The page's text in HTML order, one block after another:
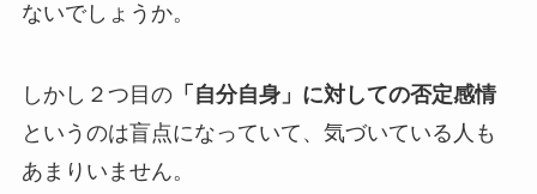
ないでしょうか。
しかし２つ目の「自分自身」に対しての否定感情
というのは盲点になっていて、気づいている人も
あまりいません。